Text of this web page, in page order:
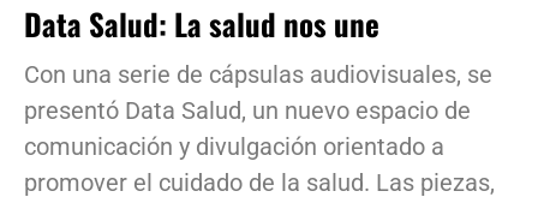
Data Salud: La salud nos une
Con una serie de cápsulas audiovisuales, se
presentó Data Salud, un nuevo espacio de
comunicación y divulgación orientado a
promover el cuidado de la salud. Las piezas,